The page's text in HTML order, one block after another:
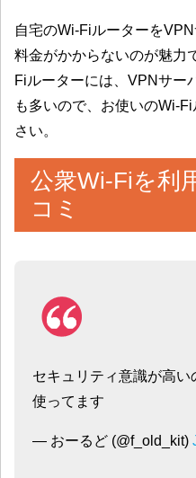
自宅のWi-Fiルーターを
料金がかからないのが魅力
Fiルーターには、VPNサー
も多いので、お使いのWi-
さい。
公衆Wi-Fiを利
コミ
セキュリティ意識が高
使ってます
— おーるど (@f_old_kit)